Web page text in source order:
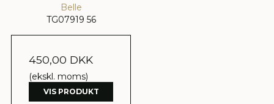
Belle
TG07919 56
450,00 DKK
(ekskl. moms)
VIS PRODUKT